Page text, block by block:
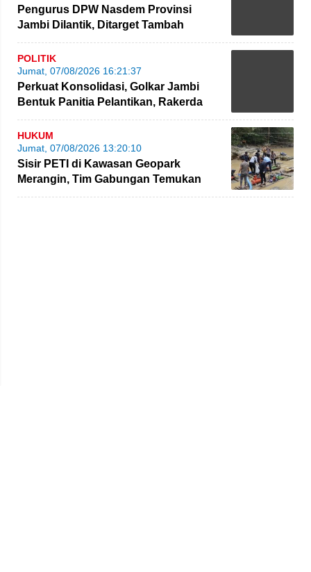
Pengurus DPW Nasdem Provinsi
Jambi Dilantik, Ditarget Tambah
Perolehan Kursi Legislatif
POLITIK
Jumat, 07/08/2026 16:21:37
Perkuat Konsolidasi, Golkar Jambi
Bentuk Panitia Pelantikan, Rakerda
hingga Bimtek
HUKUM
Jumat, 07/08/2026 13:20:10
Sisir PETI di Kawasan Geopark
Merangin, Tim Gabungan Temukan
Empat Rakit yang Ditinggalkan